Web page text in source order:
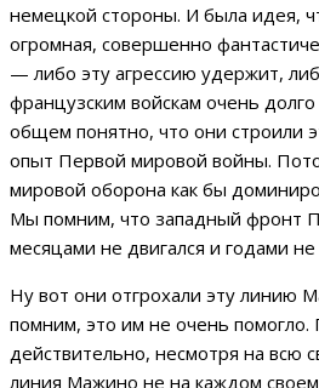
немецкой стороны. И была идея,
огромная, совершенно
— либо эту агрессию удержит,
французским войскам очень
общем понятно, что они строили
опыт Первой мировой войны.
мировой оборона как бы
Мы помним, что западный фронт
месяцами не двигался и годами не
Ну вот они отгрохали эту линию
помним, это им не очень помогло.
действительно, несмотря на всю
линия Мажино не на каждом своем